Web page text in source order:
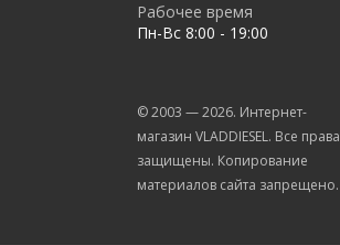
Рабочее время
Пн-Вс 8:00 - 19:00
© 2003 —2026. Интернет-
магазин VLADDIESEL. Все права
защищены. Копирование
материалов сайта запрещено.